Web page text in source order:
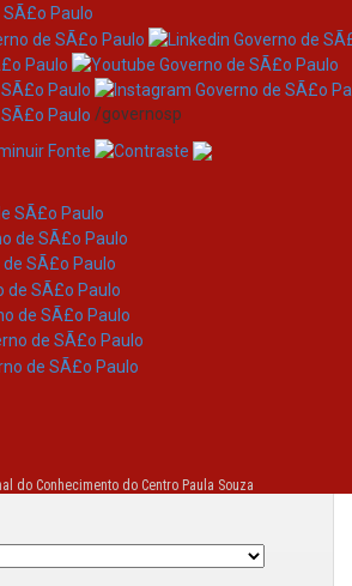
/governosp
do Conhecimento do Centro Paula Souza